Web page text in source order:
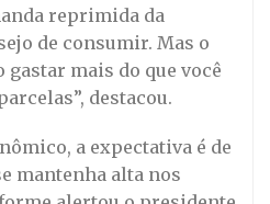
reprimida da
de consumir. Mas o
mais do que você
destacou.
a expectativa é de
mantenha alta nos